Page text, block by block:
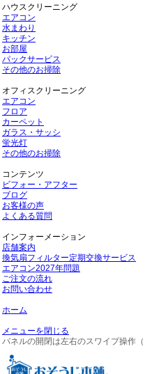
ハウスクリーニング
エアコン
水まわり
キッチン
お部屋
パックサービス
その他のお掃除
オフィスクリーニング
エアコン
フロア
カーペット
ガラス・サッシ
蛍光灯
その他のお掃除
コンテンツ
ビフォー・アフター
ブログ
お客様の声
よくある質問
インフォーメーション
店舗案内
換気扇フィルター定期交換サービス
エアコン2027年問題
ご注文の流れ
お問い合わせ
ホーム
メニューを閉じる
パネルの開閉は左右のスワイプ操作